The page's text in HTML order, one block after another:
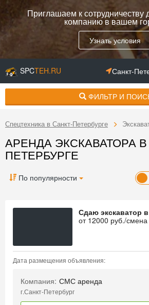
Приглашаем к сотрудничеству
компанию в вашем
Узнать условия
SPCTEH.RU Санкт-
ФИЛЬТР И
Спецтехника в Санкт-Петербурге
АРЕНДА ЭКСКАВАТОРА
ПЕТЕРБУРГЕ
По популярности
Сдаю экскаватор
от 12000 руб./смена
Дата размещения объявления:
Компания: СМС аренда
г.Санкт-Петербург